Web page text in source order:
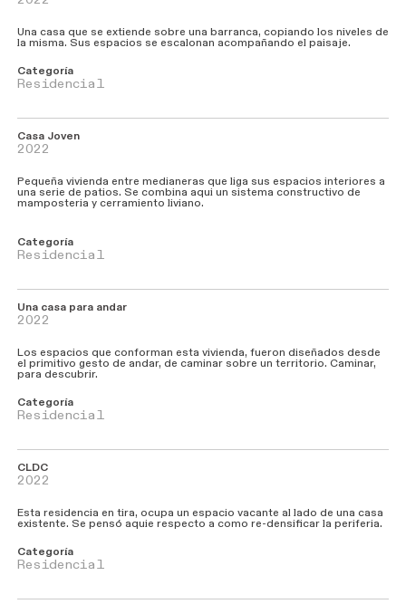
Una casa que se extiende sobre una barranca, copiando los niveles de
la misma. Sus espacios se escalonan acompañando el paisaje.
Categoría
Residencial
Casa Joven
2022
Pequeña vivienda entre medianeras que liga sus espacios interiores a
una serie de patios. Se combina aqui un sistema constructivo de
mamposteria y cerramiento liviano.
Categoría
Residencial
Una casa para andar
2022
Los espacios que conforman esta vivienda, fueron diseñados desde
el primitivo gesto de andar, de caminar sobre un territorio. Caminar,
para descubrir.
Categoría
Residencial
CLDC
2022
Esta residencia en tira, ocupa un espacio vacante al lado de una casa
existente. Se pensó aquie respecto a como re-densificar la periferia.
Categoría
Residencial